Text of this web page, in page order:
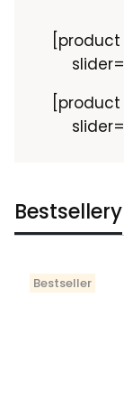
Bestsellery
Bestseller